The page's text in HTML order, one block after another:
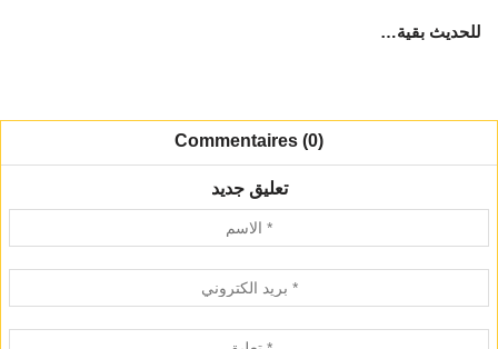
للحديث بقية…
Commentaires (0)
تعليق جديد